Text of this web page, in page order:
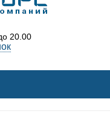
20.00